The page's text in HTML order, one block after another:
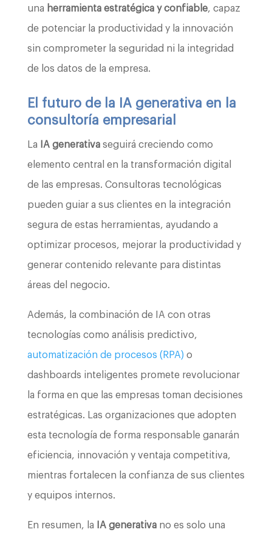
una herramienta estratégica y confiable, capaz
de potenciar la productividad y la innovación
sin comprometer la seguridad ni la integridad
de los datos de la empresa.
El futuro de la IA generativa en la
consultoría empresarial
La IA generativaseguirá creciendo como
elemento central en la transformación digital
de las empresas. Consultoras tecnológicas
pueden guiar a sus clientes en la integración
segura de estas herramientas, ayudando a
optimizar procesos, mejorar la productividad y
generar contenido relevante para distintas
áreas del negocio.
Además, la combinación de IA con otras
tecnologías como análisis predictivo,
automatización de procesos (RPA) o
dashboards inteligentes promete revolucionar
la forma en que las empresas toman decisiones
estratégicas. Las organizaciones que adopten
esta tecnología de forma responsable ganarán
eficiencia, innovación y ventaja competitiva,
mientras fortalecen la confianza de sus clientes
y equipos internos.
En resumen, la IA generativano es solo una